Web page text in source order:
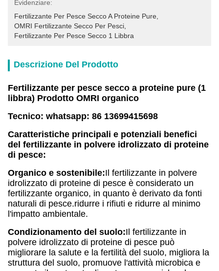
Evidenziare:
Fertilizzante Per Pesce Secco A Proteine Pure
OMRI Fertilizzante Secco Per Pesci
Fertilizzante Per Pesce Secco 1 Libbra
Descrizione Del Prodotto
Fertilizzante per pesce secco a proteine pure (1
libbra) Prodotto OMRI organico
Tecnico: whatsapp: 86 13699415698
Caratteristiche principali e potenziali benefici
del fertilizzante in polvere idrolizzato di proteine
di pesce:
Organico e sostenibile:Il fertilizzante in polvere
idrolizzato di proteine di pesce è considerato un
fertilizzante organico, in quanto è derivato da fonti
naturali di pesce.ridurre i rifiuti e ridurre al minimo
l'impatto ambientale.
Condizionamento del suolo:Il fertilizzante in
polvere idrolizzato di proteine di pesce può
migliorare la salute e la fertilità del suolo, migliora la
struttura del suolo, promuove l'attività microbica e